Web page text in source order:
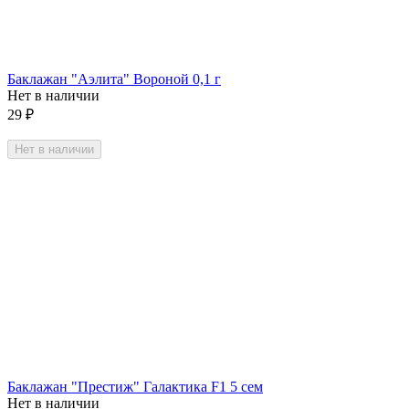
Баклажан "Аэлита" Вороной 0,1 г
Нет в наличии
29 ₽
Нет в наличии
Баклажан "Престиж" Галактика F1 5 сем
Нет в наличии